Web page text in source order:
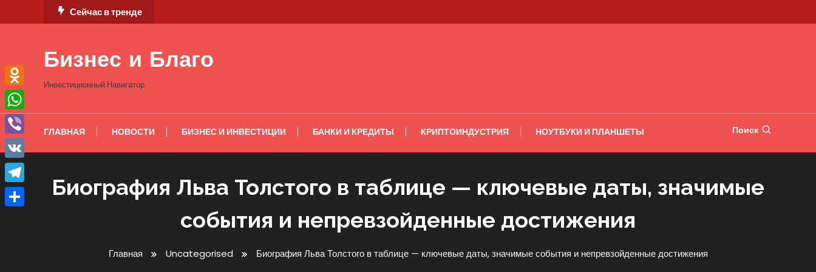
к
Сейчас в тренде
Бизнес и Благо
Инвестиционный Навигатор
ГЛАВНАЯ НОВОСТИ БИЗНЕС И ИНВЕСТИЦИИ БАНКИ И КРЕДИТЫ КРИПТОИНДУСТРИЯ НОУТБУКИ И ПЛАНШЕТЫ Поиск
Биография Льва Толстого в таблице — ключевые даты, значимые
события и непревзойденные достижения
Главная Uncategorised Биография Льва Толстого в таблице — ключевые даты, значимые события и непревзойденные достижения
Odnoklassniki
WhatsApp
Viber
VK
Telegram